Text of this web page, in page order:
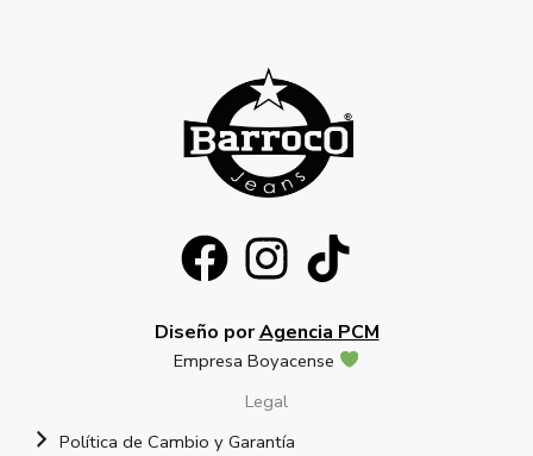
Diseño porAgencia PCM
Empresa Boyacense
Legal
Política de Cambio y Garantía